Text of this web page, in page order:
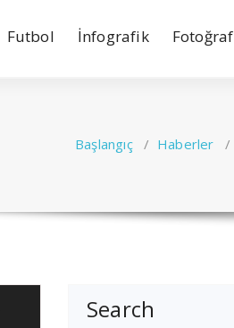
Futbol İnfografik Fotoğraf
Başlangıç/ Haberler /
Search